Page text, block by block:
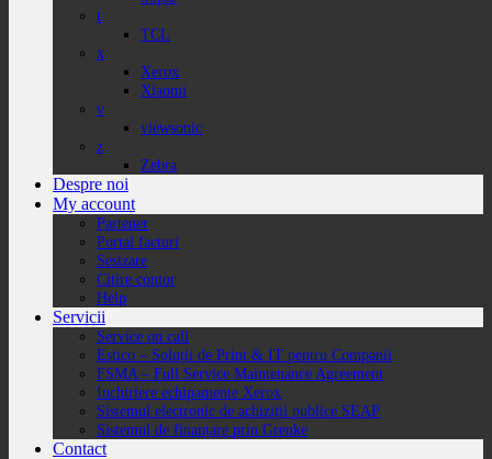
t
TCL
x
Xerox
Xiaomi
v
viewsonic
z
Zebra
Despre noi
My account
Partener
Portal facturi
Sesizare
Citire contor
Help
Servicii
Service on call
Estico – Soluții de Print & IT pentru Companii
FSMA – Full Service Maintenance Agreement
Inchiriere echipamente Xerox
Sistemul electronic de achiziții publice SEAP
Sistemul de finanțare prin Grenke
Contact